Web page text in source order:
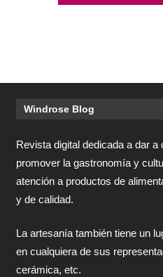
Windrose Blog
Revista digital dedicada a dar
promover la gastronomía y
atención a productos de
y de calidad.
La artesanía también tiene un
en cualquiera de sus
cerámica, etc.